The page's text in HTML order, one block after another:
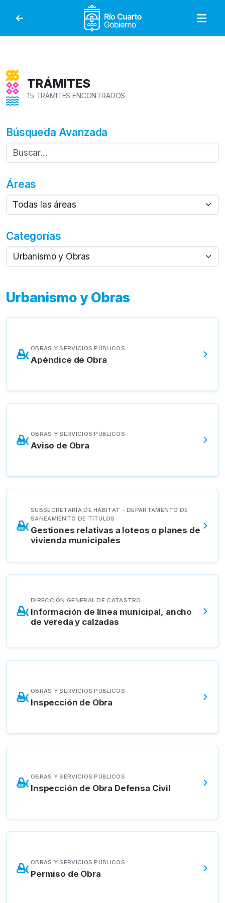
Gobierno de Río
TRÁMITES
15 TRÁMITES ENCONTRADOS
Búsqueda Avanzada
Áreas
Categorías
Urbanismo y Obras
OBRAS Y SERVICIOS PÚBLICOS
Apéndice de Obra
OBRAS Y SERVICIOS PÚBLICOS
Aviso de Obra
SUBSECRETARÍA DE HÁBITAT - DEPARTAMENTO DE
SANEAMIENTO DE TÍTULOS
Gestiones relativas a loteos o planes de
vivienda municipales
DIRECCIÓN GENERAL DE CATASTRO
Información de línea municipal, ancho
de vereda y calzadas
OBRAS Y SERVICIOS PÚBLICOS
Inspección de Obra
OBRAS Y SERVICIOS PÚBLICOS
Inspección de Obra Defensa Civil
OBRAS Y SERVICIOS PÚBLICOS
Permiso de Obra